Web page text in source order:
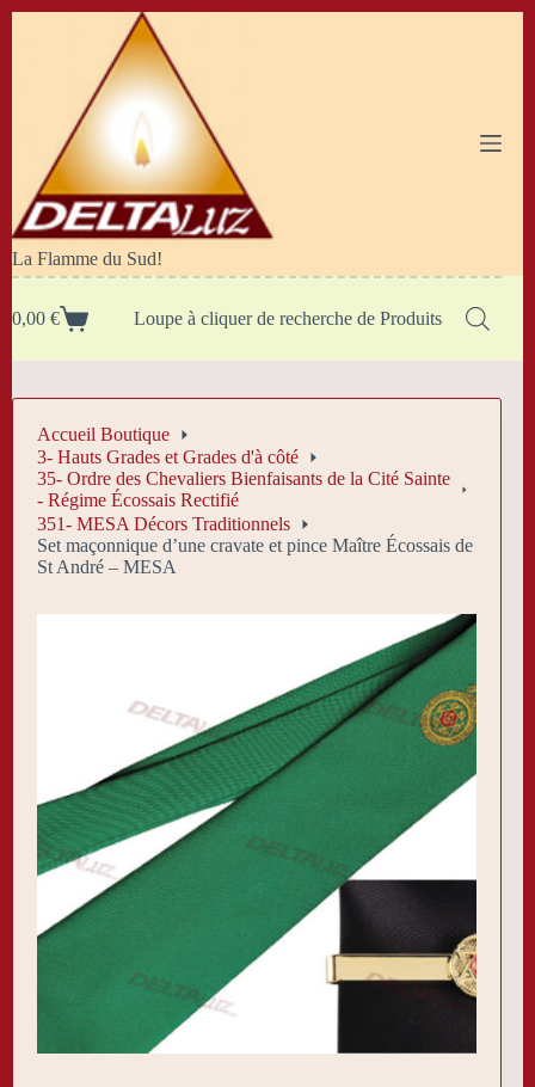
La Flamme du Sud!
Panier
0,00 € Loupe à cliquer de recherche de Produits
Accueil Boutique
3- Hauts Grades et Grades d'à côté
35- Ordre des Chevaliers Bienfaisants de la Cité Sainte
- Régime Écossais Rectifié
351- MESA Décors Traditionnels
Set maçonnique d’une cravate et pince Maître Écossais de
St André – MESA